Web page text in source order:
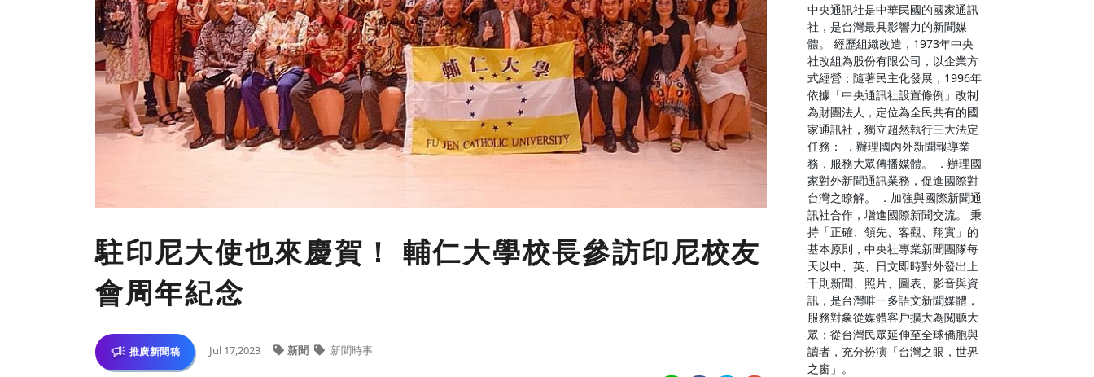
駐印尼大使也來慶賀！ 輔仁大學校長參訪印尼校友
會周年紀念
推廣新聞稿 Jul 17,2023 新聞 新聞時事
中央通訊社是中華民國的國家通訊
社，是台灣最具影響力的新聞媒
體。 經歷組織改造，1973年中央
社改組為股份有限公司，以企業方
式經營；隨著民主化發展，1996年
依據「中央通訊社設置條例」改制
為財團法人，定位為全民共有的國
家通訊社，獨立超然執行三大法定
任務： ．辦理國內外新聞報導業
務，服務大眾傳播媒體。 ．辦理國
家對外新聞通訊業務，促進國際對
台灣之瞭解。 ．加強與國際新聞通
訊社合作，增進國際新聞交流。 秉
持「正確、領先、客觀、翔實」的
基本原則，中央社專業新聞團隊每
天以中、英、日文即時對外發出上
千則新聞、照片、圖表、影音與資
訊，是台灣唯一多語文新聞媒體，
服務對象從媒體客戶擴大為閱聽大
眾；從台灣民眾延伸至全球僑胞與
讀者，充分扮演「台灣之眼，世界
之窗」。